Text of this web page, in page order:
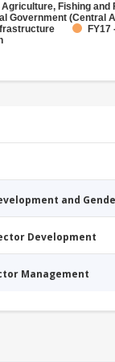
Agriculture, Fishing and
Government (Central
FY17
and
Development
Management